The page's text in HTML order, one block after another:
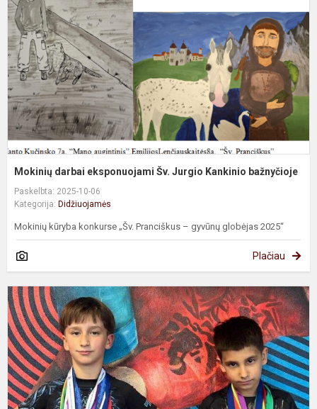
Mokinių darbai eksponuojami Šv. Jurgio Kankinio bažnyčioje
Paskelbta: 2025-10-06
Kategorija: Didžiuojamės
Mokinių kūryba konkurse „Šv. Pranciškus – gyvūnų globėjas 2025“
Plačiau